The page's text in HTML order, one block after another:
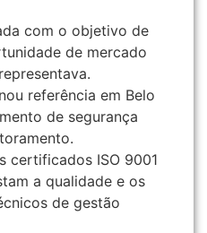
com o objetivo de
de mercado
referência em Belo
de segurança
certificados ISO 9001
a qualidade e os
de gestão